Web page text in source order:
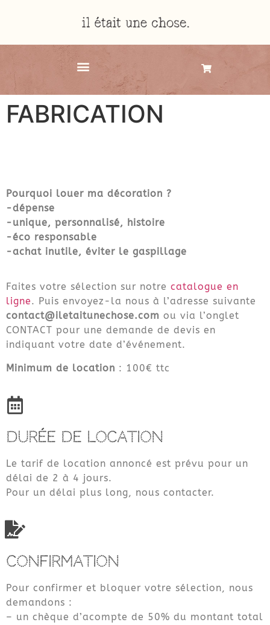
FABRICATION
Pourquoi louer ma décoration ?
-dépense
-unique, personnalisé, histoire
-éco responsable
-achat inutile, éviter le gaspillage
Faites votre sélection sur notre catalogue en
ligne. Puis envoyez-la nous à l’adresse suivante
contact@iletaitunechose.com ou via l’onglet
CONTACT pour une demande de devis en
indiquant votre date d’événement.
Minimum de location : 100€ ttc
DURÉE DE LOCATION
Le tarif de location annoncé est prévu pour un
délai de 2 à 4 jours.
Pour un délai plus long, nous contacter.
CONFIRMATION
Pour confirmer et bloquer votre sélection, nous
demandons :
– un chèque d’acompte de 50% du montant total